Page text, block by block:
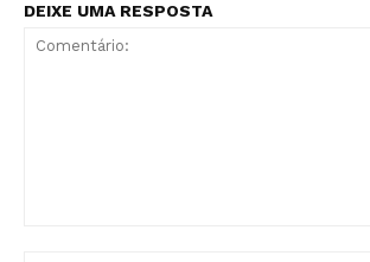
DEIXE UMA RESPOSTA